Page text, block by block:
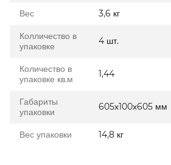
Вес 3,6 кг
Колличество в
упаковке
4 шт.
Количество в
упаковке кв.м
1,44
Габариты
упаковки
605х100х605 мм
Вес упаковки 14,8 кг